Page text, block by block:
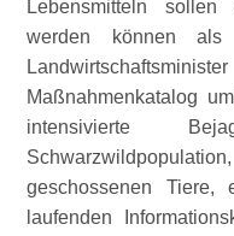
Lebensmitteln
werden können
Maßnahmenkatalog
intensivierte
geschossenen Tiere,
laufenden